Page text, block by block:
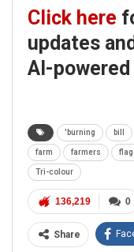
Click here
updates
AI-
'burning bill
farm farmers flag
Tri-colour
0
136,219
Share